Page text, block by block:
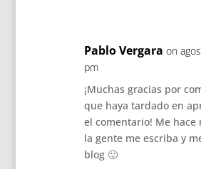
Pablo Vergara on
pm
¡Muchas gracias por
que haya tardado en
el comentario! Me
la gente me escriba y
blog 🙂